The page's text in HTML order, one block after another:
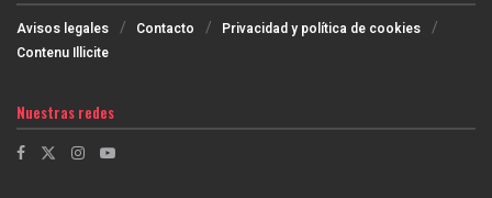
Avisos legales Contacto
Privacidad y política de cookies
Contenu Illicite
Nuestras redes